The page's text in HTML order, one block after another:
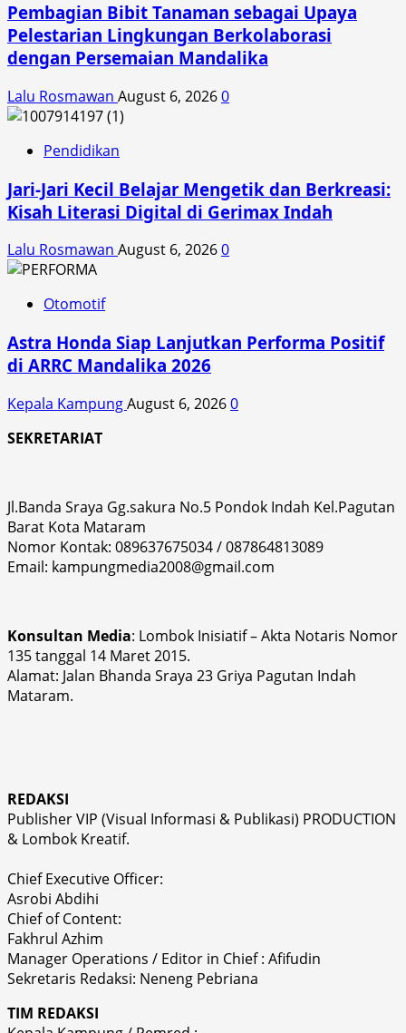
Pembagian Bibit Tanaman sebagai Upaya
Pelestarian Lingkungan Berkolaborasi
dengan Persemaian Mandalika
Lalu Rosmawan August 6, 20260
Pendidikan
Jari-Jari Kecil Belajar Mengetik dan Berkreasi:
Kisah Literasi Digital di Gerimax Indah
Lalu Rosmawan August 6, 20260
Otomotif
Astra Honda Siap Lanjutkan Performa Positif
di ARRC Mandalika 2026
Kepala KampungAugust 6, 20260
SEKRETARIAT
Jl.Banda Sraya Gg.sakura No.5 Pondok Indah Kel.Pagutan
Barat Kota Mataram
Nomor Kontak: 089637675034 / 087864813089
Email: kampungmedia2008@gmail.com
Konsultan Media: Lombok Inisiatif – Akta Notaris Nomor
135 tanggal 14 Maret 2015.
Alamat: Jalan Bhanda Sraya 23 Griya Pagutan Indah
Mataram.
REDAKSI
Publisher VIP (Visual Informasi & Publikasi) PRODUCTION
& Lombok Kreatif.
Chief Executive Officer:
Asrobi Abdihi
Chief of Content:
Fakhrul Azhim
Manager Operations / Editor in Chief : Afifudin
Sekretaris Redaksi: Neneng Pebriana
TIM REDAKSI